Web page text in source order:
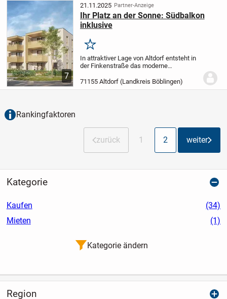
7
21.11.2025 Partner-Anzeige
Ihr Platz an der Sonne: Südbalkon
inklusive
Merken
In attraktiver Lage von Altdorf entsteht in
der Finkenstraße das moderne
Ensemble aus zwei eleganten
Mehrfamilienhäusern.Drei Hauseingänge
71155 Altdorf (Landkreis Böblingen)
Rankingfaktoren
zurück 1 2 weiter
Kategorie
Kaufen
(34)
Mieten
(1)
Kategorie ändern
Region